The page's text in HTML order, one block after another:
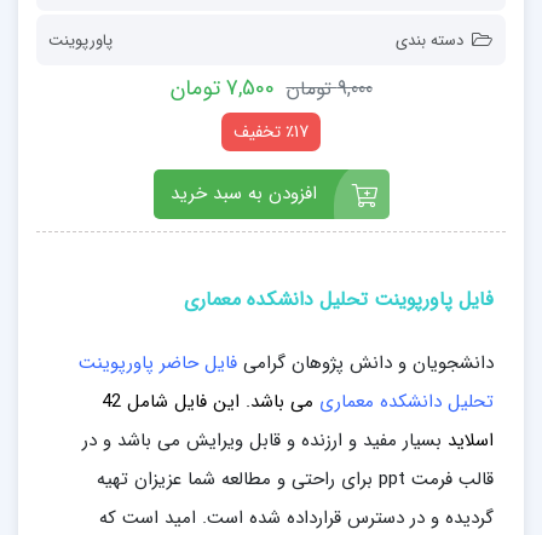
دسته بندی پاورپوینت
9,000 تومان 7,500 تومان
٪17 تخفیف
افزودن به سبد خرید
فایل پاورپوینت تحلیل دانشکده معماری
دانشجویان و دانش پژوهان گرامی فایل حاضر پاورپوینت
تحلیل دانشکده معماری می باشد. این فایل شامل 42
اسلاید بسیار مفید و ارزنده و قابل ویرایش می باشد و در
قالب فرمت ppt برای راحتی و مطالعه شما عزیزان تهیه
گردیده و در دسترس قرارداده شده است. امید است که